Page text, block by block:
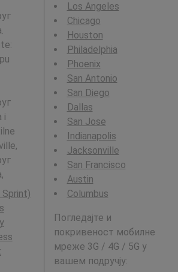
i
Sprint)
Los Angeles
Chicago
Houston
Philadelphia
Phoenix
San Antonio
San Diego
Dallas
San Jose
Indianapolis
Jacksonville
San Francisco
Austin
Columbus
Погледајте и
покривеност мобилне
мреже 3G / 4G / 5G у
вашем подручју: